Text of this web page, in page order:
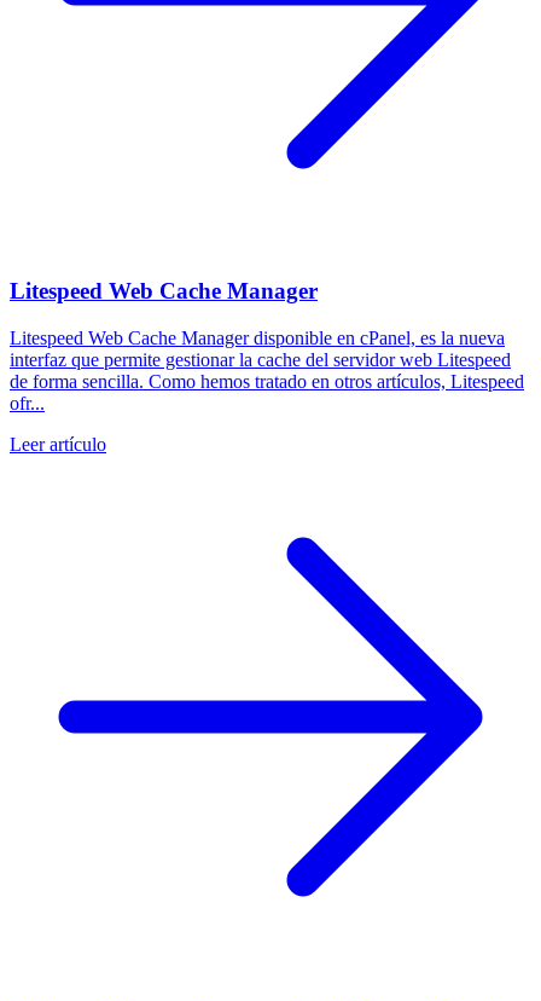
Litespeed Web Cache Manager
Litespeed Web Cache Manager disponible en cPanel, es la nueva
interfaz que permite gestionar la cache del servidor web Litespeed
de forma sencilla. Como hemos tratado en otros artículos, Litespeed
ofr...
Leer artículo